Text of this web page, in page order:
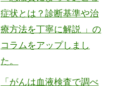
症状とは？診断基準や治
療方法を丁寧に解説 」の
コラムをアップしまし
た。
「がんは血液検査で調べ